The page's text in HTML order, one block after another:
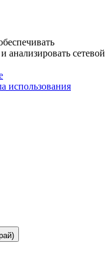
анализировать сетевой
использования